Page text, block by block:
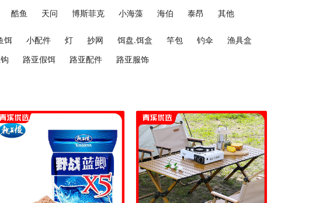
酷鱼 天问 博斯菲克 小海藻 海伯 泰昂 其他
饵 小配件 灯 抄网 饵盘.饵盒 竿包 钓伞
渔具盒
路亚假饵 路亚配件 路亚服饰